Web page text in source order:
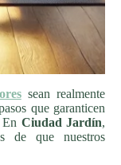
sean realmente
que garanticen
Ciudad Jardín,
de que nuestros